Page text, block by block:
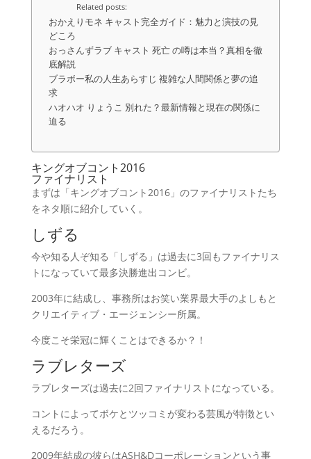
Related posts:
おかえりモネ キャスト完全ガイド：魅力と演技の見
どころ
おっさんずラブ キャスト 死亡 の噂は本当？真相を徹
底解説
ブラボー私の人生あらすじ 複雑な人間関係と夢の追
求
ハオハオ りょうこ 別れた？最新情報と現在の関係に
迫る
キングオブコント2016
ファイナリスト
まずは「キングオブコント2016」のファイナリストたち
をネタ順に紹介していく。
しずる
今や知る人ぞ知る「しずる」は過去に3回もファイナリス
トになっていて最多決勝進出コンビ。
2003年に結成し、事務所はお笑い業界最大手のよしもと
クリエイティブ・エージェンシー所属。
今度こそ栄冠に輝くことはできるか？！
ラブレターズ
ラブレターズは過去に2回ファイナリストになっている。
コントによってボケとツッコミが変わる芸風が特徴とい
えるだろう。
2009年結成の彼らはASH&Dコーポレーションという事